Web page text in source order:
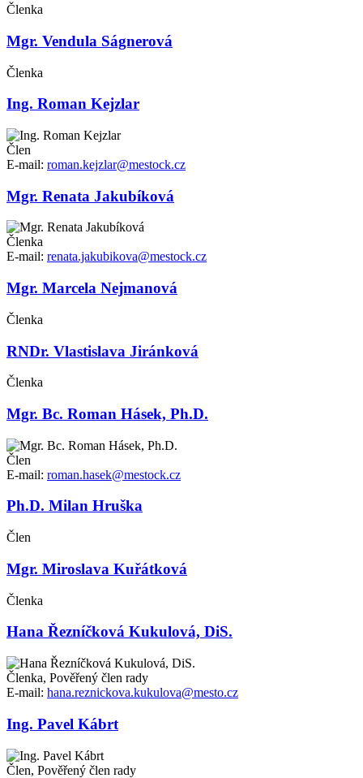
Členka
Mgr. Vendula Ságnerová
Členka
Ing. Roman Kejzlar
Člen
E-mail: roman.kejzlar@mestock.cz
Mgr. Renata Jakubíková
Členka
E-mail: renata.jakubikova@mestock.cz
Mgr. Marcela Nejmanová
Členka
RNDr. Vlastislava Jiránková
Členka
Mgr. Bc. Roman Hásek, Ph.D.
Člen
E-mail: roman.hasek@mestock.cz
Ph.D. Milan Hruška
Člen
Mgr. Miroslava Kuřátková
Členka
Hana Řezníčková Kukulová, DiS.
Členka, Pověřený člen rady
E-mail: hana.reznickova.kukulova@mesto.cz
Ing. Pavel Kábrt
Člen, Pověřený člen rady